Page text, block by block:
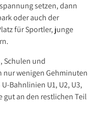
setzen, dann
oder auch der
für Sportler, junge
Schulen und
nur wenigen Gehminuten
Bahnlinien U1, U2, U3,
gut an den restlichen Teil